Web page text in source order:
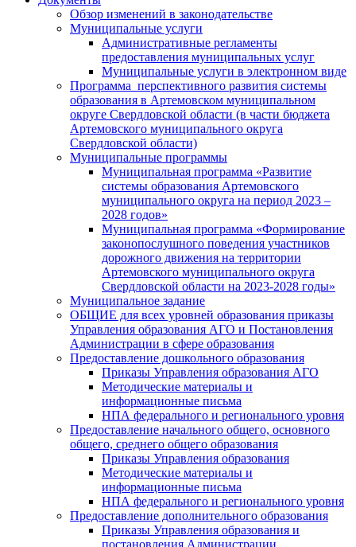
Обзор изменений в законодательстве
Муниципальные услуги
Административные регламенты
предоставления муниципальных услуг
Муниципальные услуги в электронном виде
Программа перспективного развития системы
образования в Артемовском муниципальном
округе Свердловской области (в части бюджета
Артемовского муниципального округа
Свердловской области)
Муниципальные программы
Муниципальная программа «Развитие
системы образования Артемовского
муниципального округа на период 2023 –
2028 годов»
Муниципальная программа «Формирование
законопослушного поведения участников
дорожного движения на территории
Артемовского муниципального округа
Свердловской области на 2023-2028 годы»
Муниципальное задание
ОБЩИЕ для всех уровней образования приказы
Управления образования АГО и Постановления
Администрации в сфере образования
Предоставление дошкольного образования
Приказы Управления образования АГО
Методические материалы и
информационные письма
НПА федерального и регионального уровня
Предоставление начального общего, основного
общего, среднего общего образования
Приказы Управления образования
Методические материалы и
информационные письма
НПА федерального и регионального уровня
Предоставление дополнительного образования
Приказы Управления образования и